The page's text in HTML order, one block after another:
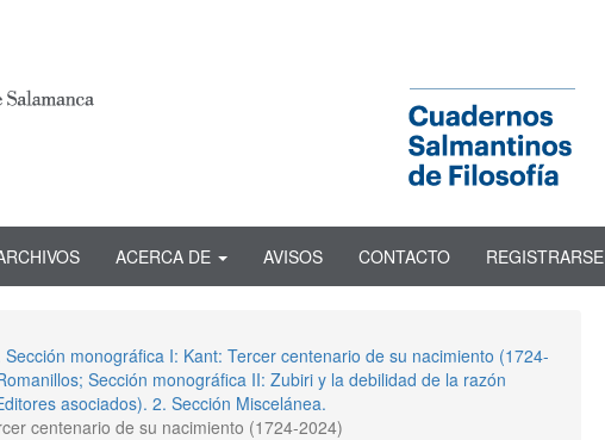
ACERCA DE AVISOS CONTACTO REGISTRARSE
monográfica I: Kant: Tercer centenario de su nacimiento (1724-
Sección monográfica II: Zubiri y la debilidad de la razón
asociados). 2. Sección Miscelánea.
centenario de su nacimiento (1724-2024)